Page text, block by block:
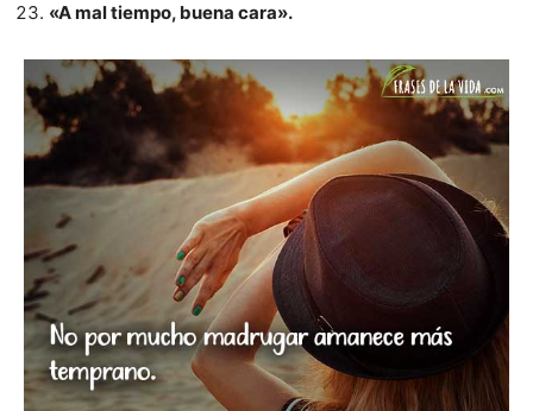
«A mal tiempo, buena cara».